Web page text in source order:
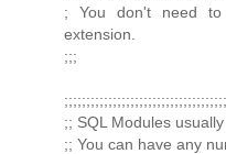
; You don't need
extension.
;;;
;; SQL Modules
;; You can have any